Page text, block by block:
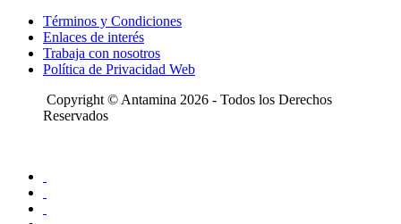
Términos y Condiciones
Enlaces de interés
Trabaja con nosotros
Política de Privacidad Web
Copyright © Antamina 2026 - Todos los Derechos
Reservados